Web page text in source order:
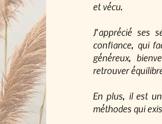
et vécu.
J’apprécié ses
confiance, qui
généreux,
retrouver
En plus, il est
méthodes qui